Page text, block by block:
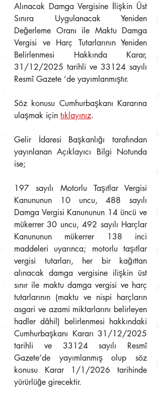
Alınacak Damga Vergisine İlişkin Üst
Sınıra Uygulanacak Yeniden
Değerleme Oranı ile Maktu Damga
Vergisi ve Harç Tutarlarının Yeniden
Belirlenmesi Hakkında Karar,
31/12/2025 tarihli ve 33124 sayılı
Resmî Gazete ’de yayımlanmıştır.
Söz konusu Cumhurbaşkanı Kararına
ulaşmak için tıklayınız.
Gelir İdaresi Başkanlığı tarafından
yayınlanan Açıklayıcı Bilgi Notunda
ise;
197 sayılı Motorlu Taşıtlar Vergisi
Kanununun 10 uncu, 488 sayılı
Damga Vergisi Kanununun 14 üncü ve
mükerrer 30 uncu, 492 sayılı Harçlar
Kanununun mükerrer 138 inci
maddeleri uyarınca; motorlu taşıtlar
vergisi tutarları, her bir kağıttan
alınacak damga vergisine ilişkin üst
sınır ile maktu damga vergisi ve harç
tutarlarının (maktu ve nispi harçların
asgari ve azami miktarlarını belirleyen
hadler dâhil) belirlenmesi hakkındaki
Cumhurbaşkanı Kararı 31/12/2025
tarihli ve 33124 sayılı Resmî
Gazete’de yayımlanmış olup söz
konusu Karar 1/1/2026 tarihinde
yürürlüğe girecektir.